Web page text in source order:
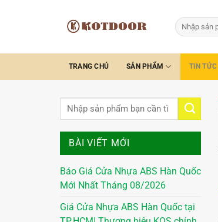
Tìm
kiếm:
TRANG CHỦ SẢN PHẨM TIN TỨC
BÀI VIẾT MỚI
Báo Giá Cửa Nhựa ABS Hàn Quốc
Mới Nhất Tháng 08/2026
Giá Cửa Nhựa ABS Hàn Quốc tại